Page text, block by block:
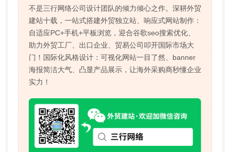
不是三行网络公司设计团队的倾力倾心之作。深耕外贸
建站十载，一站式搭建外贸独立站、响应式网站制作：
自适应PC+手机+平板浏览，迎合谷歌seo搜索优化、
助力外贸工厂、出口企业、贸易公司叩开国际市场大
门！国际化风格设计：可视化网站一目了然、banner
海报简洁大气、凸显产品展示，让海外采购商秒懂企业
实力！